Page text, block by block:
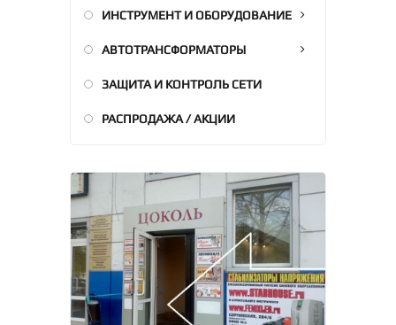
ИНСТРУМЕНТ И ОБОРУДОВАНИЕ
АВТОТРАНСФОРМАТОРЫ
ЗАЩИТА И КОНТРОЛЬ СЕТИ
РАСПРОДАЖА / АКЦИИ